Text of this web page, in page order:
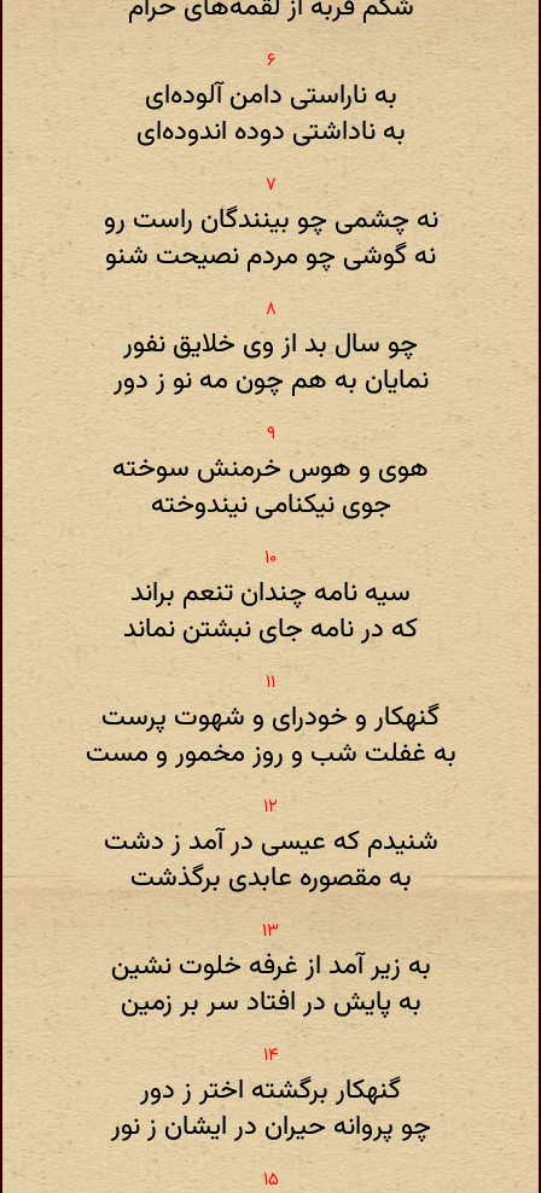
به ناراستی دامن آلوده‌ای
به ناداشتی دوده اندوده‌ای
نه چشمی چو بینندگان راست رو
نه گوشی چو مردم نصیحت شنو
چو سال بد از وی خلایق نفور
نمایان به هم چون مه نو ز دور
هوی و هوس خرمنش سوخته
جوی نیکنامی نیندوخته
سیه نامه چندان تنعم براند
که در نامه جای نبشتن نماند
گنهکار و خودرای و شهوت پرست
به غفلت شب و روز مخمور و مست
شنیدم که عیسی در آمد ز دشت
به مقصوره عابدی برگذشت
به زیر آمد از غرفه خلوت نشین
به پایش در افتاد سر بر زمین
گنهکار برگشته اختر ز دور
چو پروانه حیران در ایشان ز نور